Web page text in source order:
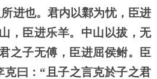
进也。君内以鄴为忧，臣进
，臣进乐羊。中山以拔，无
之子无傅，臣进屈侯鲋。臣
克曰：“且子之言克於子之君